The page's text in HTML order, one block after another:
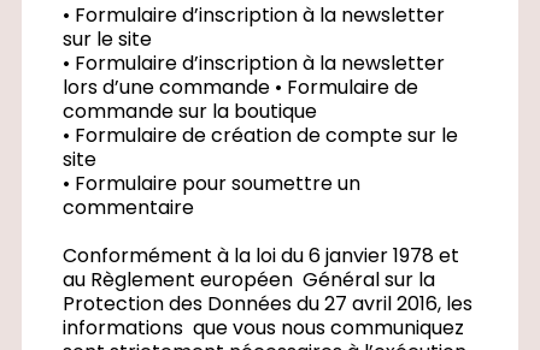
• Formulaire d’inscription à la newsletter
sur le site
• Formulaire d’inscription à la newsletter
lors d’une commande • Formulaire de
commande sur la boutique
• Formulaire de création de compte sur le
site
• Formulaire pour soumettre un
commentaire
Conformément à la loi du 6 janvier 1978 et
au Règlement européen Général sur la
Protection des Données du 27 avril 2016, les
informations que vous nous communiquez